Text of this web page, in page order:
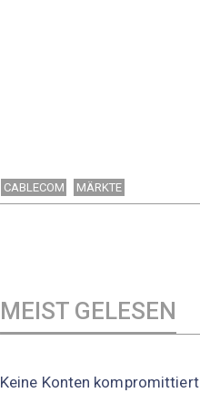
CABLECOM MÄRKTE
MEIST GELESEN
Keine Konten kompromittiert